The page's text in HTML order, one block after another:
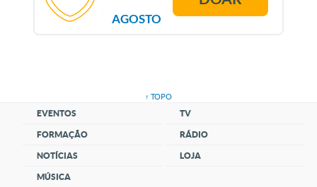
AGOSTO
↑ TOPO
EVENTOS
FORMAÇÃO
NOTÍCIAS
MÚSICA
TV
RÁDIO
LOJA